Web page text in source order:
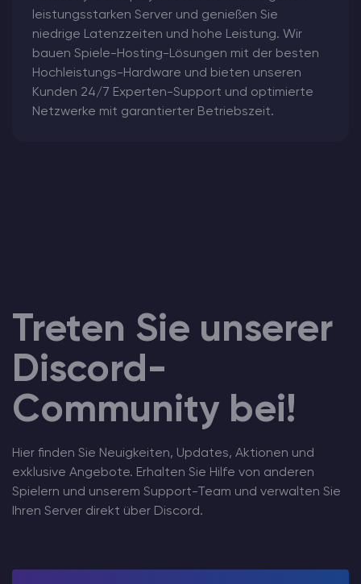
leistungsstarken Server und genießen Sie
niedrige Latenzzeiten und hohe Leistung. Wir
bauen Spiele-Hosting-Lösungen mit der besten
Hochleistungs-Hardware und bieten unseren
Kunden 24/7 Experten-Support und optimierte
Netzwerke mit garantierter Betriebszeit.
Treten Sie unserer
Discord-
Community bei!
Hier finden Sie Neuigkeiten, Updates, Aktionen und
exklusive Angebote. Erhalten Sie Hilfe von anderen
Spielern und unserem Support-Team und verwalten Sie
Ihren Server direkt über Discord.